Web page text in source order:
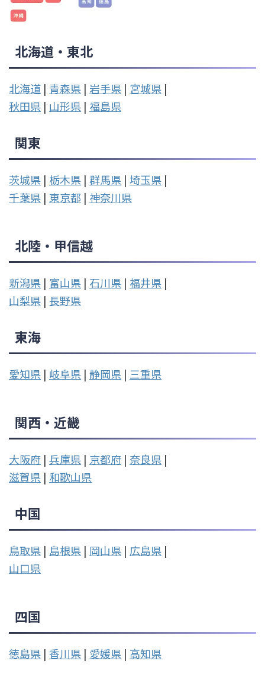
北海道・東北
北海道 | 青森県 | 岩手県 | 宮城県 |
秋田県 | 山形県 | 福島県
関東
茨城県 | 栃木県 | 群馬県 | 埼玉県 |
千葉県 | 東京都 | 神奈川県
北陸・甲信越
新潟県 | 富山県 | 石川県 | 福井県 |
山梨県 | 長野県
東海
愛知県 | 岐阜県 | 静岡県 | 三重県
関西・近畿
大阪府 | 兵庫県 | 京都府 | 奈良県 |
滋賀県 | 和歌山県
中国
鳥取県 | 島根県 | 岡山県 | 広島県 |
山口県
四国
徳島県 | 香川県 | 愛媛県 | 高知県